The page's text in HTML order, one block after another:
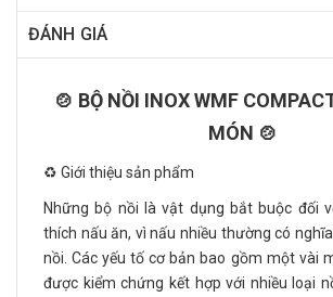
ĐÁNH GIÁ
🍲 BỘ NỒI INOX WMF
MÓN 🍲
♻️ Giới thiệu sản phẩm
Những bộ nồi là vật dụng bắt buộc đối
thích nấu ăn, vì nấu nhiều thường có
nồi. Các yếu tố cơ bản bao gồm một vài
được kiểm chứng kết hợp với nhiều loại